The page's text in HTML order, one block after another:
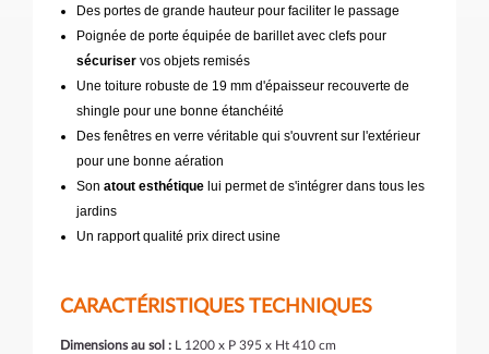
Des portes de grande hauteur pour faciliter le passage
Poignée de porte équipée de barillet avec clefs pour
sécuriser vos objets remisés
Une toiture robuste de 19 mm d'épaisseur recouverte de
shingle pour une bonne étanchéité
Des fenêtres en verre véritable qui s'ouvrent sur l'extérieur
pour une bonne aération
Son atout esthétique lui permet de s'intégrer dans tous les
jardins
Un rapport qualité prix direct usine
CARACTÉRISTIQUES TECHNIQUES
Dimensions au sol : L 1200 x P 395 x Ht 410 cm